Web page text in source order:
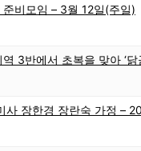
비모임 – 3월 12일(주일)
3반에서 초복을 맞아 ‘닭
장한경 장란숙 가정 –